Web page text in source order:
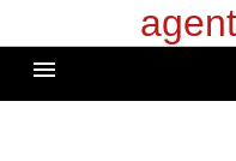
к
содержимому
menu